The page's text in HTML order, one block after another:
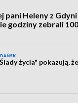
Heleny z Gdyni
godziny zebrali
życia" pokazują,